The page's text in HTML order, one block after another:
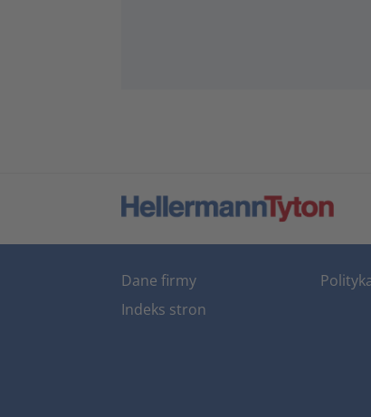
Dane firmy
Indeks stron